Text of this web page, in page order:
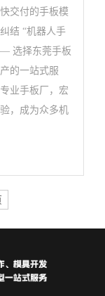
交付的手板模
结 “机器人手
选择东莞手板
的一站式服
业手板厂，宏
，成为众多机